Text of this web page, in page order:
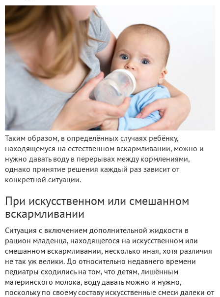
Таким образом, в определённых случаях ребёнку,
находящемуся на естественном вскармливании, можно и
нужно давать воду в перерывах между кормлениями,
однако принятие решения каждый раз зависит от
конкретной ситуации.
При искусственном или смешанном
вскармливании
Ситуация с включением дополнительной жидкости в
рацион младенца, находящегося на искусственном или
смешанном вскармливании, несколько иная, хотя различия
не так уж велики. До относительно недавнего времени
педиатры сходились на том, что детям, лишённым
материнского молока, воду давать можно и нужно,
поскольку по своему составу искусственные смеси далеки от